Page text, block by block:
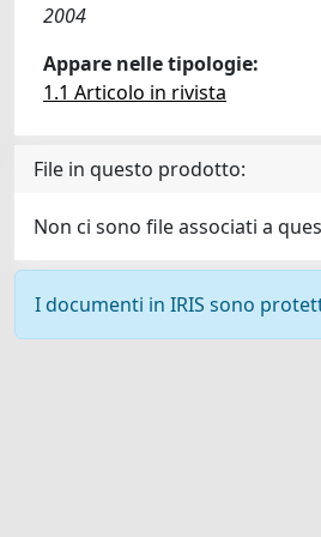
2004
Appare nelle tipologie:
1.1 Articolo in rivista
File in questo prodotto:
Non ci sono file associati a
I documenti in IRIS sono